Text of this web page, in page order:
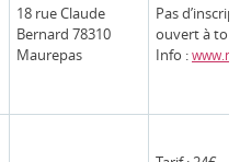
18 rue Claude
Bernard 78310
Maurepas
Pas
ouvert à
Info :